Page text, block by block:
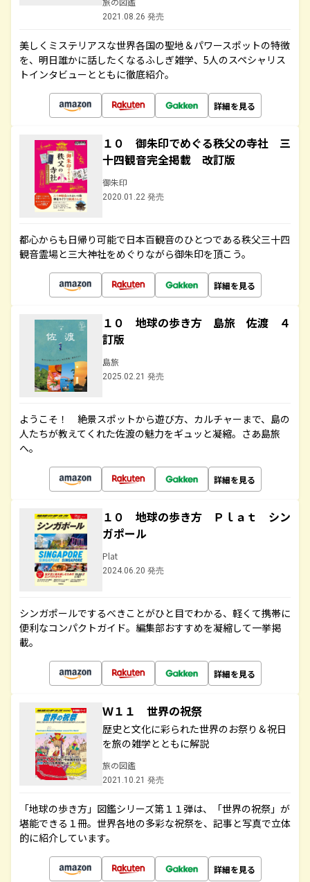
2021.08.26 発売
美しくミステリアスな世界各国の聖地＆パワースポットの特徴
を、明日誰かに話したくなるふしぎ雑学、5人のスペシャリス
トインタビューとともに徹底紹介。
詳細を見る
１０ 御朱印でめぐる秩父の寺社 三
十四観音完全掲載 改訂版
御朱印
2020.01.22 発売
都心からも日帰り可能で日本百観音のひとつである秩父三十四
観音霊場と三大神社をめぐりながら御朱印を頂こう。
詳細を見る
１０ 地球の歩き方 島旅 佐渡 ４
訂版
島旅
2025.02.21 発売
ようこそ！ 絶景スポットから遊び方、カルチャーまで、島の
人たちが教えてくれた佐渡の魅力をギュッと凝縮。さあ島旅
へ。
詳細を見る
１０ 地球の歩き方 Ｐｌａｔ シン
ガポール
Plat
2024.06.20 発売
シンガポールでするべきことがひと目でわかる、軽くて携帯に
便利なコンパクトガイド。編集部おすすめを凝縮して一挙掲
載。
詳細を見る
Ｗ１１ 世界の祝祭
歴史と文化に彩られた世界のお祭り＆祝日
を旅の雑学とともに解説
旅の図鑑
2021.10.21 発売
「地球の歩き方」図鑑シリーズ第１１弾は、「世界の祝祭」が
堪能できる１冊。世界各地の多彩な祝祭を、記事と写真で立体
的に紹介しています。
詳細を見る